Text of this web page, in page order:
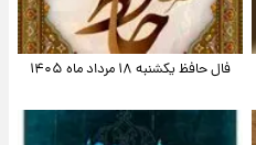
فال حافظ یکشنبه ۱۸ مرداد ماه ۱۴۰۵